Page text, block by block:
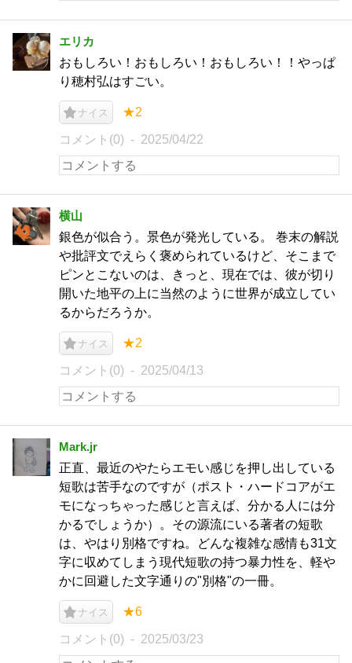
エリカ
おもしろい！おもしろい！おもしろい！！やっぱ
り穂村弘はすごい。
ナイス ★2
コメント(0) 2025/04/22
横山
銀色が似合う。景色が発光している。 巻末の解説
や批評文でえらく褒められているけど、そこまで
ピンとこないのは、きっと、現在では、彼が切り
開いた地平の上に当然のように世界が成立してい
るからだろうか。
ナイス ★2
コメント(0) 2025/04/13
Mark.jr
正直、最近のやたらエモい感じを押し出している
短歌は苦手なのですが（ポスト・ハードコアがエ
モになっちゃった感じと言えば、分かる人には分
かるでしょうか）。その源流にいる著者の短歌
は、やはり別格ですね。どんな複雑な感情も31文
字に収めてしまう現代短歌の持つ暴力性を、軽や
かに回避した文字通りの"別格"の一冊。
ナイス ★6
コメント(0) 2025/03/23